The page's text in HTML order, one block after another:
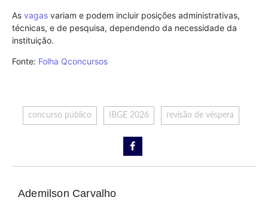
As vagas variam e podem incluir posições administrativas,
técnicas, e de pesquisa, dependendo da necessidade da
instituição.
Fonte: Folha Qconcursos
concurso público IBGE 2026 revisão de véspera
Ademilson Carvalho